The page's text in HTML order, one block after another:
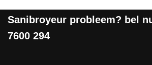
Sanibroyeur probleem? bel
7600 294